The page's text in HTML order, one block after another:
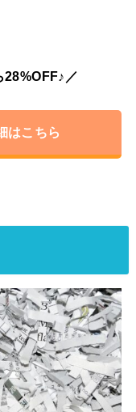
28%OFF♪／
はこちら